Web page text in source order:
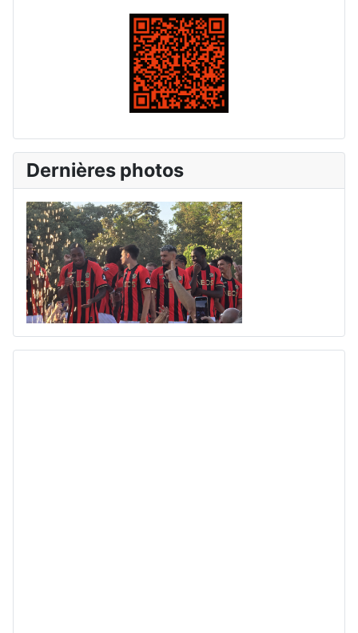
Dernières photos